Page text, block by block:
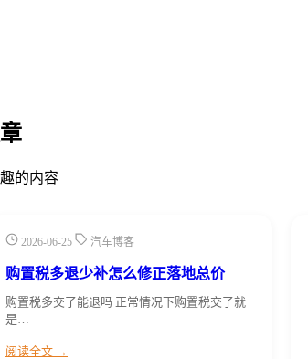
的内容
2026-06-25 汽车博客
购置税多退少补怎么修正落地总价
购置税多交了能退吗 正常情况下购置税交了就
是…
阅读全文 →